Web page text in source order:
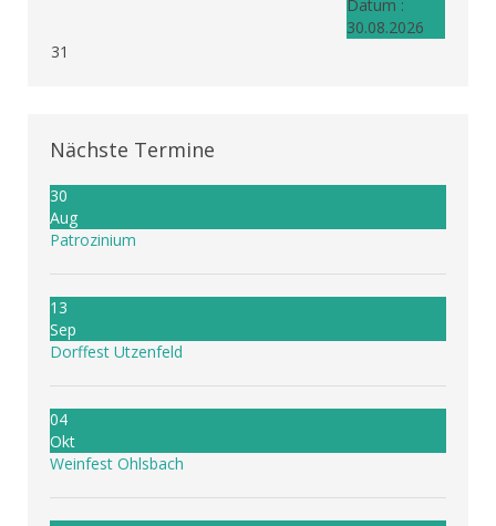
Datum :
30.08.2026
31
Nächste Termine
30
Aug
Patrozinium
13
Sep
Dorffest Utzenfeld
04
Okt
Weinfest Ohlsbach